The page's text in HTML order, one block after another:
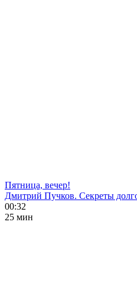
Пятница, вечер!
Дмитрий Пучков. Секреты
00:32
25 мин